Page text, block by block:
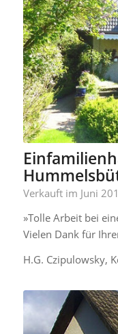
Verkauft im Juni
»Tolle Arbeit bei
Vielen Dank für
H.G. Czipulowsky,